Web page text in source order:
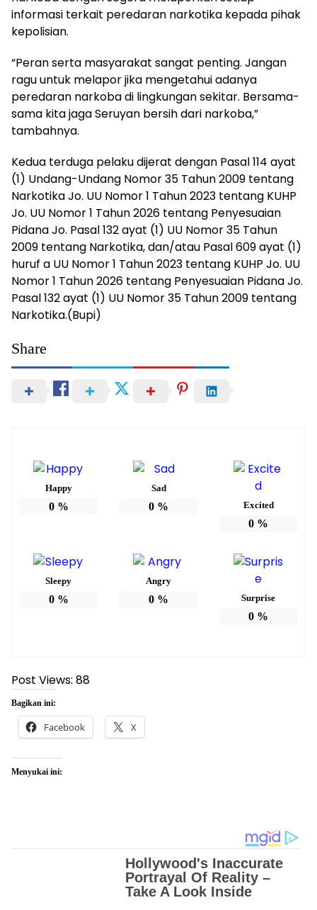
informasi terkait peredaran narkotika kepada pihak
kepolisian.
“Peran serta masyarakat sangat penting. Jangan
ragu untuk melapor jika mengetahui adanya
peredaran narkoba di lingkungan sekitar. Bersama-
sama kita jaga Seruyan bersih dari narkoba,”
tambahnya.
Kedua terduga pelaku dijerat dengan Pasal 114 ayat
(1) Undang-Undang Nomor 35 Tahun 2009 tentang
Narkotika Jo. UU Nomor 1 Tahun 2023 tentang KUHP
Jo. UU Nomor 1 Tahun 2026 tentang Penyesuaian
Pidana Jo. Pasal 132 ayat (1) UU Nomor 35 Tahun
2009 tentang Narkotika, dan/atau Pasal 609 ayat (1)
huruf a UU Nomor 1 Tahun 2023 tentang KUHP Jo. UU
Nomor 1 Tahun 2026 tentang Penyesuaian Pidana Jo.
Pasal 132 ayat (1) UU Nomor 35 Tahun 2009 tentang
Narkotika.(Bupi)
Share
Happy
0%
Sad
0 % Excited
0 %
Sleepy
0%
Angry
0 % Surprise
0 %
Post Views: 88
Bagikan ini:
Facebook X
Menyukai ini: